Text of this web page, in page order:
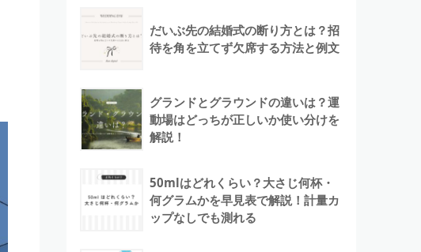
だいぶ先の結婚式の断り方とは？招
待を角を立てず欠席する方法と例文
グランドとグラウンドの違いは？運
動場はどっちが正しいか使い分けを
解説！
50mlはどれくらい？大さじ何杯・
何グラムかを早見表で解説！計量カ
ップなしでも測れる